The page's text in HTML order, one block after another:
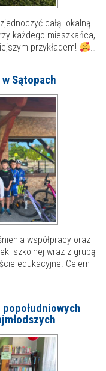
całą lokalną
każdego mieszkańca,
przykładem!
…
Sątopach
współpracy oraz
szkolnej wraz z grupą
edukacyjne. Celem